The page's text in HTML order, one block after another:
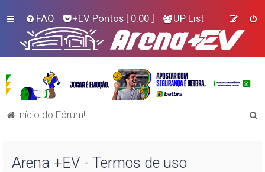
FAQ +EV Pontos [ 0.00 ] UP List
Início do Fórum!
Arena +EV - Termos de uso